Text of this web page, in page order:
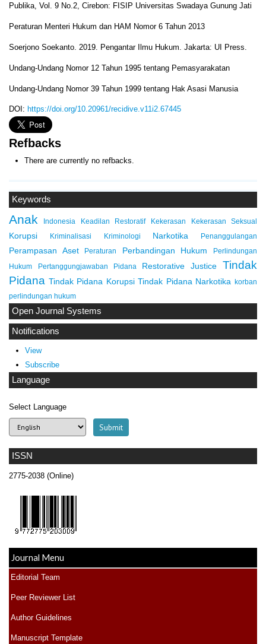
ISSN
2775-2038 (Online)
Journal Menu
Editorial Team
Peer Reviewer List
Author Guidelines
Manuscript Template
Keywords
Anak Indonesia Keadilan Restoratif Kekerasan Kekerasan Seksual
Korupsi Kriminalisasi Kriminologi Narkotika Penanggulangan
Perampasan Aset Peraturan Perbandingan Hukum
Perlindungan
Hukum
Pertanggungjawaban Pidana Restorative Justice
Tindak
Pidana Tindak Pidana Korupsi Tindak Pidana Narkotika korban
perlindungan hukum
Open Journal Systems
Notifications
View
Subscribe
Language
Select Language
Publika, Vol. 9 No.2, Cirebon: FISIP Universitas Swadaya Gunung Jati
Peraturan Menteri Hukum dan HAM Nomor 6 Tahun 2013
Soerjono Soekanto. 2019. Pengantar Ilmu Hukum. Jakarta: UI Press.
Undang-Undang Nomor 12 Tahun 1995 tentang Pemasyarakatan
Undang-Undang Nomor 39 Tahun 1999 tentang Hak Asasi Manusia
DOI: https://doi.org/10.20961/recidive.v11i2.67445
Refbacks
There are currently no refbacks.